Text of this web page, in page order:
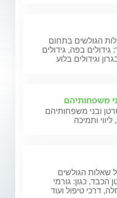
הגולשים בתחום
גידולים בפה, גידולים
וגידולים בלוע
משפחותיהם
ובני משפחותיהם
ותמיכה
שאלות הגולשים
הכבד, כגון: גורמי
דרכי טיפול ועוד